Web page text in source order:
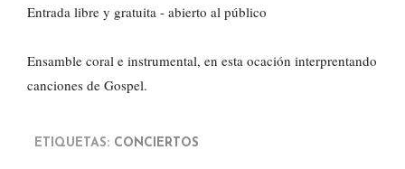
Entrada libre y gratuita - abierto al público
Ensamble coral e instrumental, en esta ocación interprentando
canciones de Gospel.
ETIQUETAS: CONCIERTOS